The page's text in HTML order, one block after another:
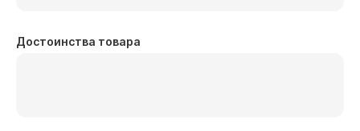
Достоинства товара